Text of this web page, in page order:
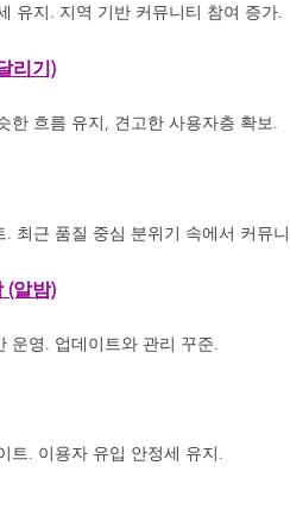
유지. 지역 기반 커뮤니티 참여 증가.
리기)
한 흐름 유지, 견고한 사용자층 확보.
. 최근 품질 중심 분위기 속에서 커뮤
(알밤)
운영. 업데이트와 관리 꾸준.
트. 이용자 유입 안정세 유지.